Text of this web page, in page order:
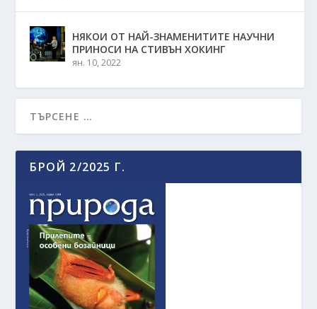
НЯКОИ ОТ НАЙ-ЗНАМЕНИТИТЕ НАУЧНИ
ПРИНОСИ НА СТИВЪН ХОКИНГ
ян. 10, 2022
БРОЙ 2/2025 Г.